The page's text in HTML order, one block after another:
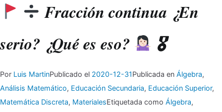
Fracción continua ¿En
serio? ¿Qué es eso?
🎖
Por Luis MartinPublicado el 2020-12-31Publicada en Álgebra,
Análisis Matemático, Educación Secundaria, Educación Superior,
Matemática Discreta, MaterialesEtiquetada como Álgebra,